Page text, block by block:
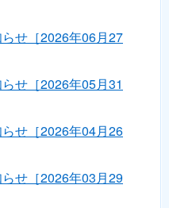
せ［2026年06月27
せ［2026年05月31
せ［2026年04月26
せ［2026年03月29